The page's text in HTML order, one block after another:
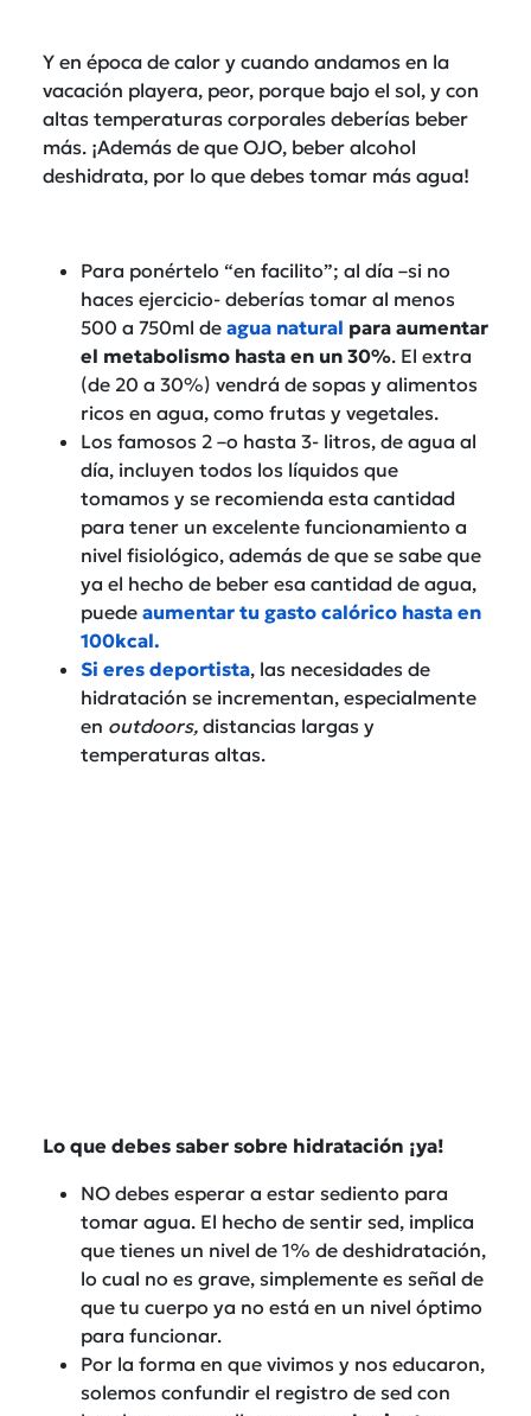
Y en época de calor y cuando andamos en la
vacación playera, peor, porque bajo el sol, y con
altas temperaturas corporales deberías beber
más. ¡Además de que OJO, beber alcohol
deshidrata, por lo que debes tomar más agua!
Para ponértelo “en facilito”; al día –si no
haces ejercicio- deberías tomar al menos
500 a 750ml de agua natural para aumentar
el metabolismo hasta en un 30%. El extra
(de 20 a 30%) vendrá de sopas y alimentos
ricos en agua, como frutas y vegetales.
Los famosos 2 –o hasta 3- litros, de agua al
día, incluyen todos los líquidos que
tomamos y se recomienda esta cantidad
para tener un excelente funcionamiento a
nivel fisiológico, además de que se sabe que
ya el hecho de beber esa cantidad de agua,
puede aumentar tu gasto calórico hasta en
100kcal.
Si eres deportista, las necesidades de
hidratación se incrementan, especialmente
en outdoors, distancias largas y
temperaturas altas.
Lo que debes saber sobre hidratación ¡ya!
NO debes esperar a estar sediento para
tomar agua. El hecho de sentir sed, implica
que tienes un nivel de 1% de deshidratación,
lo cual no es grave, simplemente es señal de
que tu cuerpo ya no está en un nivel óptimo
para funcionar.
Por la forma en que vivimos y nos educaron,
solemos confundir el registro de sed con